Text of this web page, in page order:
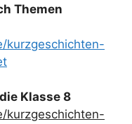
Themen
kurzgeschichten-
Klasse 8
kurzgeschichten-